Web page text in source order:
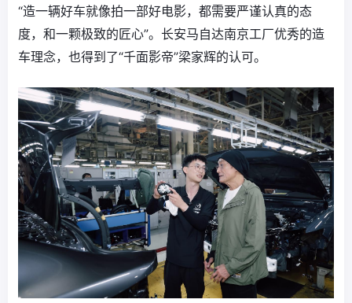
“造一辆好车就像拍一部好电影，都需要严谨认真的态
度，和一颗极致的匠心”。长安马自达南京工厂优秀的造
车理念，也得到了“千面影帝”梁家辉的认可。